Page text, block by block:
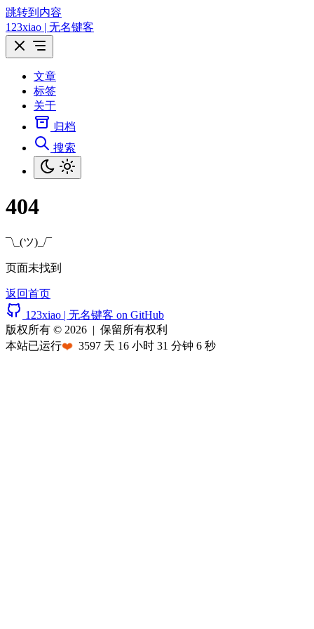
跳转到内容
123xiao | 无名键客
文章
标签
关于
归档
搜索
404
¯\_(ツ)_/¯
页面未找到
返回首页
123xiao | 无名键客 on GitHub
版权所有 © 2026 | 保留所有权利
本站已运行❤️ 3597 天 16 小时 31 分钟 6 秒